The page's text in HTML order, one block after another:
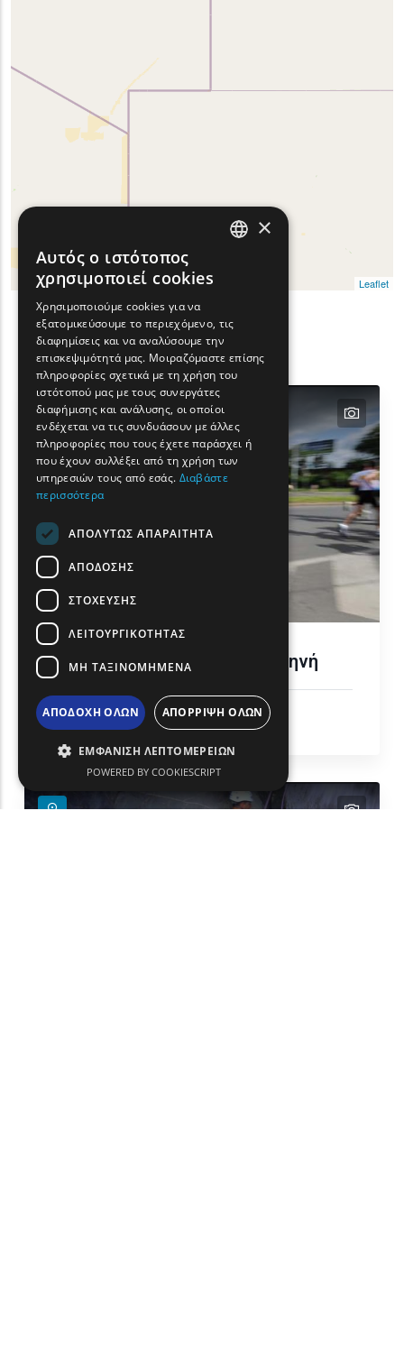
Φίλτρα
Αναζήτησης
Show map on mouse hover
Περάστε το ποντίκι για εμφάνιση στον
text
Αγώνες δρόμου στην Κομοτηνή
Δραστηριότητες & Αθλητισμός
Κομοτηνή
text
Leaflet
FRENCH
BULGARIAN
ROMANIAN
TURKISH
×
Αυτός ο ιστότοπος
χρησιμοποιεί cookies
Χρησιμοποιούμε cookies για να
εξατομικεύσουμε το περιεχόμενο, τις
διαφημίσεις και να αναλύσουμε την
επισκεψιμότητά μας. Μοιραζόμαστε επίσης
πληροφορίες σχετικά με τη χρήση του
ιστότοπού μας με τους συνεργάτες
διαφήμισης και ανάλυσης, οι οποίοι
ενδέχεται να τις συνδυάσουν με άλλες
πληροφορίες που τους έχετε παράσχει ή
που έχουν συλλέξει από τη χρήση των
υπηρεσιών τους από εσάς. Διαβάστε
περισσότερα
ΑΠΟΛΥΤΩΣ ΑΠΑΡΑΙΤΗΤΑ
ΑΠΟΔΟΣΗΣ
ΣΤΟΧΕΥΣΗΣ
ΛΕΙΤΟΥΡΓΙΚΟΤΗΤΑΣ
ΜΗ ΤΑΞΙΝΟΜΗΜΕΝΑ
ΑΠΟΔΟΧΗ ΟΛΩΝ ΑΠΟΡΡΙΨΗ ΟΛΩΝ
ΕΜΦΑΝΙΣΗ ΛΕΠΤΟΜΕΡΕΙΩΝ
POWERED BY COOKIESCRIPT